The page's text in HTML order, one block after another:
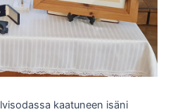
kaatuneen isäni